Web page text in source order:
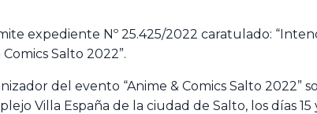
expediente Nº 25.425/2022 caratulado:
Salto 2022”.
del evento “Anime & Comics Salto 2022”
Villa España de la ciudad de Salto, los días 15